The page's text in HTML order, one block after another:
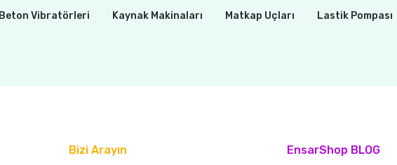
Beton Vibratörleri Kaynak Makinaları Matkap Uçları Lastik Pompası
Bizi Arayın EnsarShop BLOG